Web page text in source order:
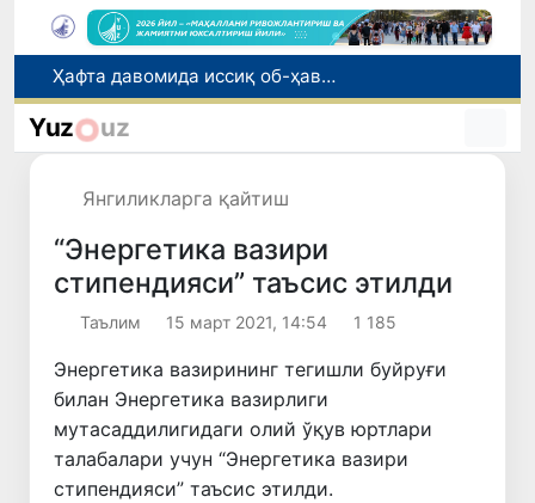
2026/2027-ўқув йили учун 11-синф битирувчиларини техникумларга қабул қилиш бошланди
Нафақага чиқариб беришни ваъда қилган бош мутахассис ушланди
Yuz uz
Янгиликларга қайтиш
“Энергетика вазири
стипендияси” таъсис этилди
Таълим 15 март 2021, 14:54 1 185
Энергетика вазирининг тегишли буйруғи
билан Энергетика вазирлиги
мутасаддилигидаги олий ўқув юртлари
талабалари учун “Энергетика вазири
стипендияси” таъсис этилди.